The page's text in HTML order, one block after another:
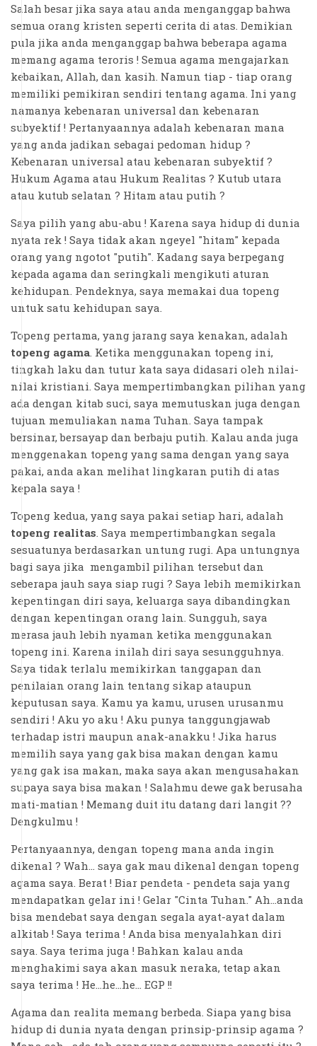
Salah besar jika saya atau anda menganggap bahwa
semua orang kristen seperti cerita di atas. Demikian
pula jika anda menganggap bahwa beberapa agama
memang agama teroris ! Semua agama mengajarkan
kebaikan, Allah, dan kasih. Namun tiap - tiap orang
memiliki pemikiran sendiri tentang agama. Ini yang
namanya kebenaran universal dan kebenaran
subyektif ! Pertanyaannya adalah kebenaran mana
yang anda jadikan sebagai pedoman hidup ?
Kebenaran universal atau kebenaran subyektif ?
Hukum Agama atau Hukum Realitas ? Kutub utara
atau kutub selatan ? Hitam atau putih ?
Saya pilih yang abu-abu ! Karena saya hidup di dunia
nyata rek ! Saya tidak akan ngeyel "hitam" kepada
orang yang ngotot "putih". Kadang saya berpegang
kepada agama dan seringkali mengikuti aturan
kehidupan. Pendeknya, saya memakai dua topeng
untuk satu kehidupan saya.
Topeng pertama, yang jarang saya kenakan, adalah
topeng agama. Ketika menggunakan topeng ini,
tingkah laku dan tutur kata saya didasari oleh nilai-
nilai kristiani. Saya mempertimbangkan pilihan yang
ada dengan kitab suci, saya memutuskan juga dengan
tujuan memuliakan nama Tuhan. Saya tampak
bersinar, bersayap dan berbaju putih. Kalau anda juga
menggenakan topeng yang sama dengan yang saya
pakai, anda akan melihat lingkaran putih di atas
kepala saya !
Topeng kedua, yang saya pakai setiap hari, adalah
topeng realitas. Saya mempertimbangkan segala
sesuatunya berdasarkan untung rugi. Apa untungnya
bagi saya jika mengambil pilihan tersebut dan
seberapa jauh saya siap rugi ? Saya lebih memikirkan
kepentingan diri saya, keluarga saya dibandingkan
dengan kepentingan orang lain. Sungguh, saya
merasa jauh lebih nyaman ketika menggunakan
topeng ini. Karena inilah diri saya sesungguhnya.
Saya tidak terlalu memikirkan tanggapan dan
penilaian orang lain tentang sikap ataupun
keputusan saya. Kamu ya kamu, urusen urusanmu
sendiri ! Aku yo aku ! Aku punya tanggungjawab
terhadap istri maupun anak-anakku ! Jika harus
memilih saya yang gak bisa makan dengan kamu
yang gak isa makan, maka saya akan mengusahakan
supaya saya bisa makan ! Salahmu dewe gak berusaha
mati-matian ! Memang duit itu datang dari langit ??
Dengkulmu !
Pertanyaannya, dengan topeng mana anda ingin
dikenal ? Wah... saya gak mau dikenal dengan topeng
agama saya. Berat ! Biar pendeta - pendeta saja yang
mendapatkan gelar ini ! Gelar "Cinta Tuhan." Ah...anda
bisa mendebat saya dengan segala ayat-ayat dalam
alkitab ! Saya terima ! Anda bisa menyalahkan diri
saya. Saya terima juga ! Bahkan kalau anda
menghakimi saya akan masuk neraka, tetap akan
saya terima ! He...he...he... EGP !!
Agama dan realita memang berbeda. Siapa yang bisa
hidup di dunia nyata dengan prinsip-prinsip agama ?